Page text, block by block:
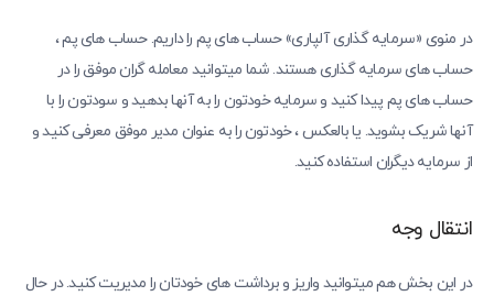
در منوی «سرمایه گذاری آلپاری» حساب های پم را داریم. حساب های پم ،
حساب های سرمایه گذاری هستند. شما میتوانید معامله گران موفق را در
حساب های پم پیدا کنید و سرمایه خودتون را به آنها بدهید و سودتون را با
آنها شریک بشوید. یا بالعکس ، خودتون را به عنوان مدیر موفق معرفی کنید و
از سرمایه دیگران استفاده کنید.
انتقال وجه
در این بخش هم میتوانید واریز و برداشت های خودتان را مدیریت کنید. در حال